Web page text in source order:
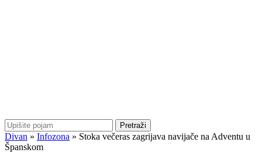
Pretraži
Divan » Infozona » Stoka večeras zagrijava navijače na Adventu u
Španskom